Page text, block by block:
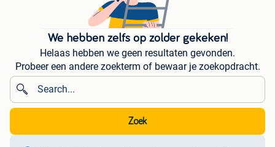
We hebben zelfs op zolder gekeken!
Helaas hebben we geen resultaten gevonden.
Probeer een andere zoekterm of bewaar je zoekopdracht.
Zoek